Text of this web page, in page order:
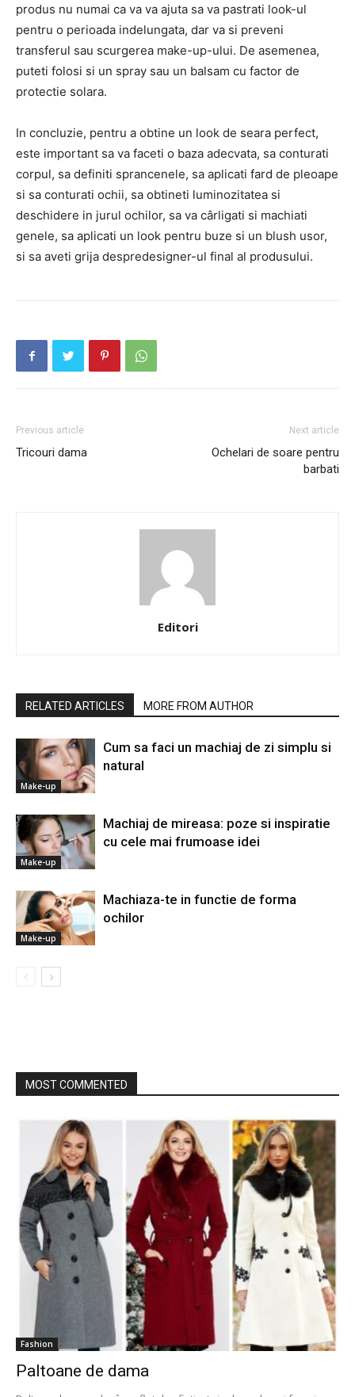
produs nu numai ca va va ajuta sa va pastrati look-ul
pentru o perioada indelungata, dar va si preveni
transferul sau scurgerea make-up-ului. De asemenea,
puteti folosi si un spray sau un balsam cu factor de
protectie solara.
In concluzie, pentru a obtine un look de seara perfect,
este important sa va faceti o baza adecvata, sa conturati
corpul, sa definiti sprancenele, sa aplicati fard de pleoape
si sa conturati ochii, sa obtineti luminozitatea si
deschidere in jurul ochilor, sa va cârligati si machiati
genele, sa aplicati un look pentru buze si un blush usor,
si sa aveti grija despredesigner-ul final al produsului.
Previous article
Tricouri dama
Next article
Ochelari de soare pentru
barbati
Editori
RELATED ARTICLES MORE FROM AUTHOR
Make-up
Cum sa faci un machiaj de zi simplu si
natural
Make-up
Machiaj de mireasa: poze si inspiratie
cu cele mai frumoase idei
Make-up
Machiaza-te in functie de forma
ochilor
MOST COMMENTED
Fashion
Paltoane de dama